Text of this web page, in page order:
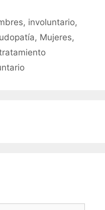
, involuntario,
, Mujeres,